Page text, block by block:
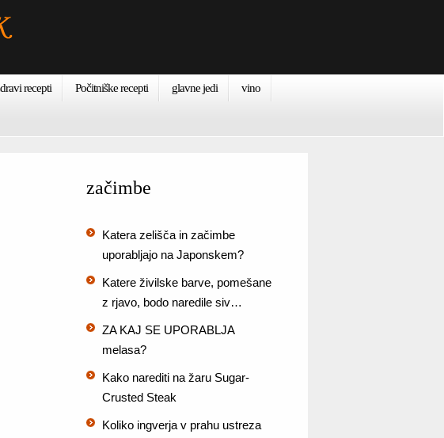
recepti Počitniške recepti glavne jedi vino
začimbe
Katera zelišča in začimbe
uporabljajo na Japonskem?
Katere živilske barve, pomešane
z rjavo, bodo naredile siv…
ZA KAJ SE UPORABLJA
melasa?
Kako narediti na žaru Sugar-
Crusted Steak
Koliko ingverja v prahu ustreza